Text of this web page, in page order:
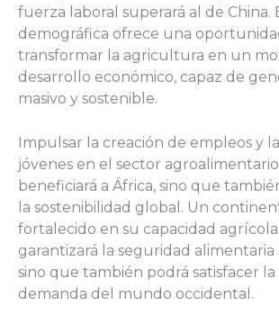
fuerza laboral superará al de China.
demográfica ofrece una
transformar la agricultura en un
desarrollo económico, capaz de
masivo y sostenible.
Impulsar la creación de empleos y
jóvenes en el sector
beneficiará a África, sino que
la sostenibilidad global. Un
fortalecido en su capacidad
garantizará la seguridad alimentaria
sino que también podrá satisfacer
demanda del mundo occidental.